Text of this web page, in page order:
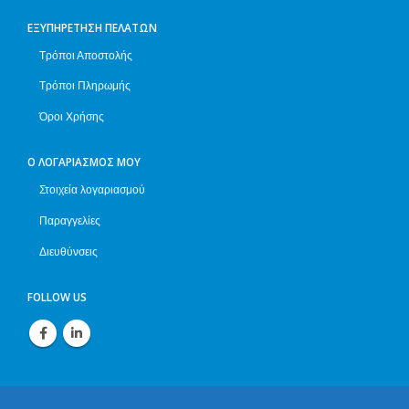
ΕΞΥΠΗΡΈΤΗΣΗ ΠΕΛΑΤΏΝ
Τρόποι Αποστολής
Τρόποι Πληρωμής
Όροι Χρήσης
Ο ΛΟΓΑΡΙΑΣΜΌΣ ΜΟΥ
Στοιχεία λογαριασμού
Παραγγελίες
Διευθύνσεις
FOLLOW US